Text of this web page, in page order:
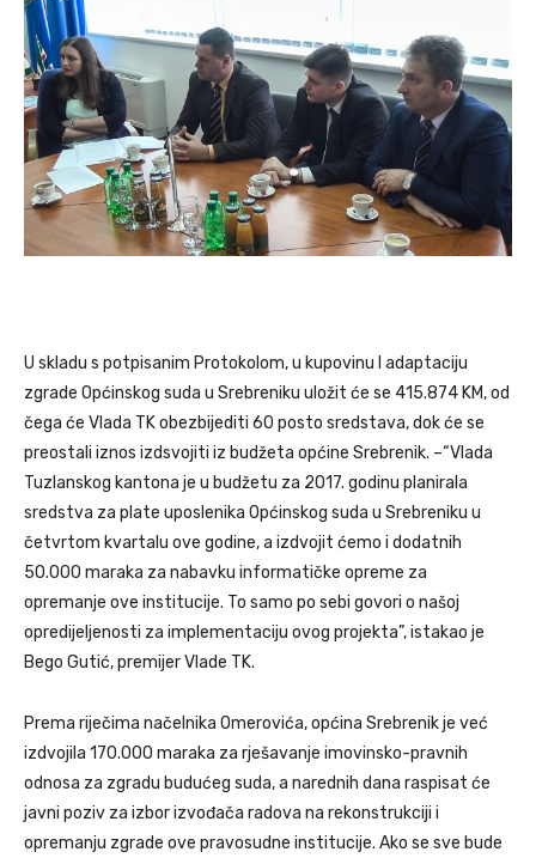
U skladu s potpisanim Protokolom, u kupovinu I adaptaciju
zgrade Općinskog suda u Srebreniku uložit će se 415.874 KM, od
čega će Vlada TK obezbijediti 60 posto sredstava, dok će se
preostali iznos izdsvojiti iz budžeta općine Srebrenik. –“Vlada
Tuzlanskog kantona je u budžetu za 2017. godinu planirala
sredstva za plate uposlenika Općinskog suda u Srebreniku u
četvrtom kvartalu ove godine, a izdvojit ćemo i dodatnih
50.000 maraka za nabavku informatičke opreme za
opremanje ove institucije. To samo po sebi govori o našoj
opredijeljenosti za implementaciju ovog projekta”, istakao je
Bego Gutić, premijer Vlade TK.
Prema riječima načelnika Omerovića, općina Srebrenik je već
izdvojila 170.000 maraka za rješavanje imovinsko-pravnih
odnosa za zgradu budućeg suda, a narednih dana raspisat će
javni poziv za izbor izvođača radova na rekonstrukciji i
opremanju zgrade ove pravosudne institucije. Ako se sve bude